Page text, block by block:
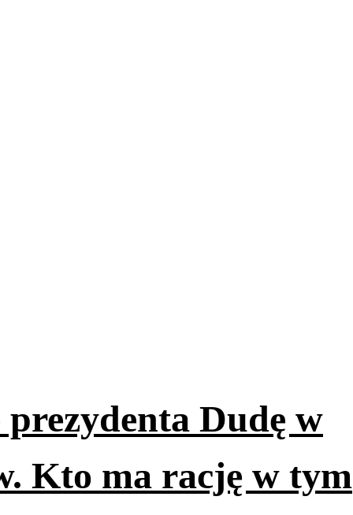
Dudę w
Kto ma rację w tym